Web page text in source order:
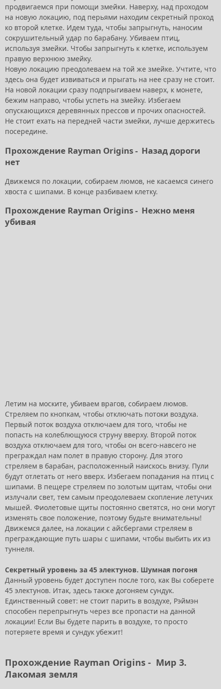
продвигаемся при помощи змейки. Наверху, над проходом
на новую локацию, под перьями находим секретный проход
ко второй клетке. Идем туда, чтобы запрыгнуть, наносим
сокрушительный удар по барабану. Убиваем птиц,
используя змейки. Чтобы запрыгнуть к клетке, используем
правую верхнюю змейку.
Новую локацию преодолеваем на той же змейке. Учтите, что
здесь она будет извиваться и прыгать на нее сразу не стоит.
На новой локации сразу подпрыгиваем наверх, к монете,
бежим направо, чтобы успеть на змейку. Избегаем
опускающихся деревянных прессов и прочих опасностей.
Не стоит ехать на передней части змейки, лучше держитесь
посередине.
Прохождение Rayman Origins - Назад дороги
нет
Движемся по локации, собираем люмов, не касаемся синего
хвоста с шипами. В конце разбиваем клетку.
Прохождение Rayman Origins - Нежно меня
убивая
Летим на моските, убиваем врагов, собираем люмов.
Стреляем по кнопкам, чтобы отключать потоки воздуха.
Первый поток воздуха отключаем для того, чтобы не
попасть на колеблющуюся струну вверху. Второй поток
воздуха отключаем для того, чтобы он всего-навсего не
преграждал нам полет в правую сторону. Для этого
стреляем в барабан, расположенный наискось внизу. Пули
будут отлетать от него вверх. Избегаем попадания на птиц с
шипами. В пещере стреляем по золотым щитам, чтобы они
излучали свет, тем самым преодолеваем скопление летучих
мышей. Фиолетовые щиты постоянно светятся, но они могут
изменять свое положение, поэтому будьте внимательны!
Движемся далее, на локации с айсбергами стреляем в
преграждающие путь шары с шипами, чтобы выбить их из
туннеля.
Секретный уровень за 45 электунов. Шумная погоня
Данный уровень будет доступен после того, как Вы соберете
45 электунов. Итак, здесь также догоняем сундук.
Единственный совет: не стоит парить в воздухе, Рэймэн
способен перепрыгнуть через все пропасти на данной
локации! Если Вы будете парить в воздухе, то просто
потеряете время и сундук убежит!
Прохождение Rayman Origins - Мир 3.
Лакомая земля